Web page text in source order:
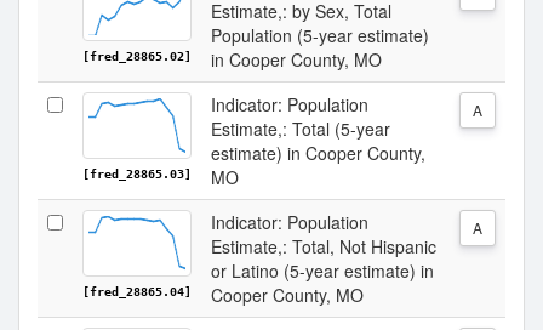
[fred_28865.02]
Estimate,: by Sex, Total
Population (5-year estimate)
in Cooper County, MO
[fred_28865.03]
Indicator: Population
Estimate,: Total (5-year
estimate) in Cooper County,
MO
A
[fred_28865.04]
Indicator: Population
Estimate,: Total, Not Hispanic
or Latino (5-year estimate) in
Cooper County, MO
A